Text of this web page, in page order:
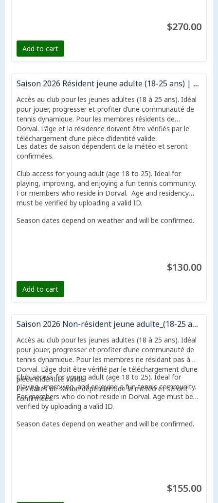
$270.00
Add to cart
Saison 2026 Résident jeune adulte (18-25 ans) | 2026 Season Resident young adult (age 18-25)
Accès au club pour les jeunes adultes (18 à 25 ans). Idéal
pour jouer, progresser et profiter d’une communauté de
tennis dynamique. Pour les membres résidents de
Dorval. L’âge et la résidence doivent être vérifiés par le
téléchargement d’une pièce d’identité valide.
Les dates de saison dépendent de la météo et seront
confirmées.
Club access for young adult (age 18 to 25). Ideal for
playing, improving, and enjoying a fun tennis community.
For members who reside in Dorval. Age and residency
must be verified by uploading a valid ID.
Season dates depend on weather and will be confirmed.
$130.00
Add to cart
Saison 2026 Non-résident jeune adulte_(18-25 ans) | 2026 Season Non-resident young adult (age 18-25)
Accès au club pour les jeunes adultes (18 à 25 ans). Idéal
pour jouer, progresser et profiter d’une communauté de
tennis dynamique. Pour les membres ne résidant pas à
Dorval. L’âge doit être vérifié par le téléchargement d’une
pièce d’identité valide.
Les dates de saison dépendent de la météo et seront
confirmées.
Club access for young adult (age 18 to 25). Ideal for
playing, improving, and enjoying a fun tennis community.
For members who do not reside in Dorval. Age must be
verified by uploading a valid ID.
Season dates depend on weather and will be confirmed.
$155.00